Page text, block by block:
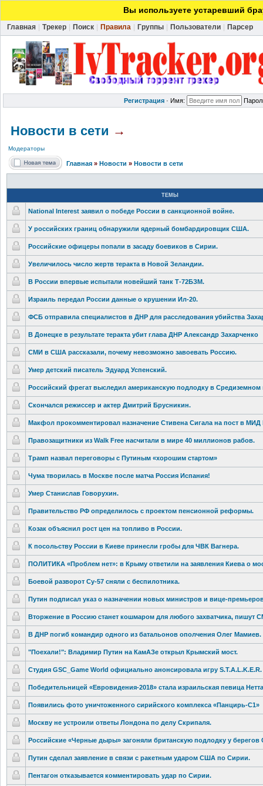
Вы используете устаревший
Главная Трекер Поиск Правила Группы Пользователи Парсер
Регистрация · Имя:
Новости в сети →
Модераторы
Главная » Новости » Новости в сети
ТЕМЫ
National Interest заявил о победе России в санкционной войне.
У российских границ обнаружили ядерный бомбардировщик США.
Российские офицеры попали в засаду боевиков в Сирии.
Увеличилось число жертв теракта в Новой Зеландии.
В России впервые испытали новейший танк Т-72БЗМ.
Израиль передал России данные о крушении Ил-20.
ФСБ отправила специалистов в ДНР для расследования убийства
В Донецке в результате теракта убит глава ДНР Александр Захарченко‍
СМИ в США рассказали, почему невозможно завоевать Россию.
Умер детский писатель Эдуард Успенский.
Российский фрегат выследил американскую подлодку в Средиземном
Скончался режиссер и актер Дмитрий Брусникин.
Макфол прокомментировал назначение Стивена Сигала на пост в МИД
Правозащитники из Walk Free насчитали в мире 40 миллионов рабов‍.
Трамп назвал переговоры с Путиным «хорошим стартом»
Чума творилась в Москве после матча Россия Испания!
Умер Станислав Говорухин.
Правительство РФ определилось с проектом пенсионной реформы.
Козак объяснил рост цен на топливо в России.
К посольству России в Киеве принесли гробы для ЧВК Вагнера.
ПОЛИТИКА «Проблем нет»: в Крыму ответили на заявления Киева о
Боевой разворот Су-57 сняли с беспилотника‍.
Путин подписал указ о назначении новых министров и вице-премьер
Вторжение в Россию станет кошмаром для любого захватчика, пишут
В ДНР погиб командир одного из батальонов ополчения Олег Мамиев.
"Поехали!": Владимир Путин на КамАЗе открыл Крымский мост.
Студия GSC_Game World официально анонсировала игру S.T.A.L.K.E.R.
Победительницей «Евровидения-2018» стала израильская певица
Появились фото уничтоженного сирийского комплекса «Панцирь-С1»
Москву не устроили ответы Лондона по делу Скрипаля.
Российские «Черные дыры» загоняли британскую подлодку у берегов
Путин сделал заявление в связи с ракетным ударом США по Сирии.
Пентагон отказывается комментировать удар по Сирии.